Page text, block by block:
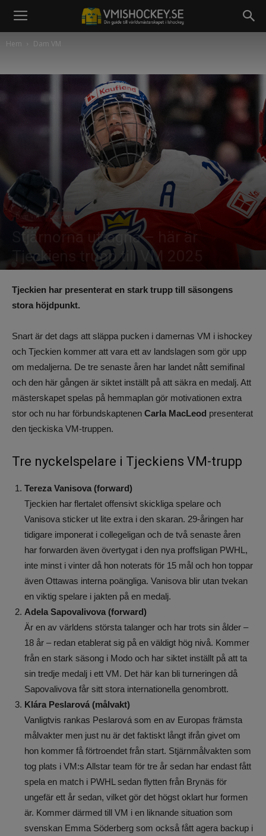
Hem Dam VM
Dam VM Tjeckien
Stjärnorna uttagna – här är
Tjeckiens trupp till VM 2025
Tjeckien har presenterat en stark trupp till säsongens
stora höjdpunkt.
Snart är det dags att släppa pucken i damernas VM i ishockey
och Tjeckien kommer att vara ett av landslagen som gör upp
om medaljerna. De tre senaste åren har landet nått semifinal
och den här gången är siktet inställt på att säkra en medalj. Att
mästerskapet spelas på hemmaplan gör motivationen extra
stor och nu har förbundskaptenen Carla MacLeod presenterat
den tjeckiska VM-truppen.
Tre nyckelspelare i Tjeckiens VM-trupp
Tereza Vanisova (forward)
Tjeckien har flertalet offensivt skickliga spelare och
Vanisova sticker ut lite extra i den skaran. 29-åringen har
tidigare imponerat i collegeligan och de två senaste åren
har forwarden även övertygat i den nya proffsligan PWHL,
inte minst i vinter då hon noterats för 15 mål och hon toppar
även Ottawas interna poängliga. Vanisova blir utan tvekan
en viktig spelare i jakten på en medalj.
Adela Sapovalivova (forward)
Är en av världens största talanger och har trots sin ålder –
18 år – redan etablerat sig på en väldigt hög nivå. Kommer
från en stark säsong i Modo och har siktet inställt på att ta
sin tredje medalj i ett VM. Det här kan bli turneringen då
Sapovalivova får sitt stora internationella genombrott.
Klára Peslarová (målvakt)
Vanligtvis rankas Peslarová som en av Europas främsta
målvakter men just nu är det faktiskt långt ifrån givet om
hon kommer få förtroendet från start. Stjärnmålvakten som
tog plats i VM:s Allstar team för tre år sedan har endast fått
spela en match i PWHL sedan flytten från Brynäs för
ungefär ett år sedan, vilket gör det högst oklart hur formen
är. Kommer därmed till VM i en liknande situation som
svenskan Emma Söderberg som också fått agera backup i